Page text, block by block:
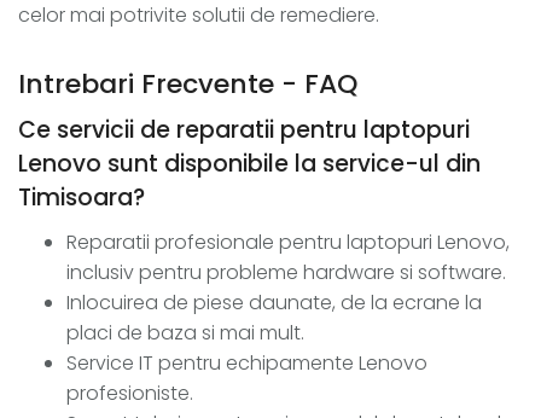
celor mai potrivite solutii de remediere.
Intrebari Frecvente - FAQ
Ce servicii de reparatii pentru laptopuri
Lenovo sunt disponibile la service-ul din
Timisoara?
Reparatii profesionale pentru laptopuri Lenovo,
inclusiv pentru probleme hardware si software.
Inlocuirea de piese daunate, de la ecrane la
placi de baza si mai mult.
Service IT pentru echipamente Lenovo
profesioniste.